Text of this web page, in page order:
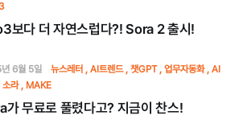
보다 더 자연스럽다?! Sora 2 출시!
6월 5일 뉴스레터 AI트렌드 챗GPT 업무자동화
AI
소라 MAKE
가 무료로 풀렸다고? 지금이 찬스!